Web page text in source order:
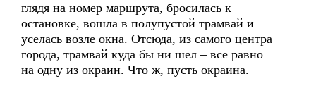
глядя на номер маршрута, бросилась к
остановке, вошла в полупустой трамвай и
уселась возле окна. Отсюда, из самого центра
города, трамвай куда бы ни шел – все равно
на одну из окраин. Что ж, пусть окраина.